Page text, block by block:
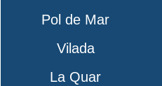
Pol de Mar
Vilada
La Quar